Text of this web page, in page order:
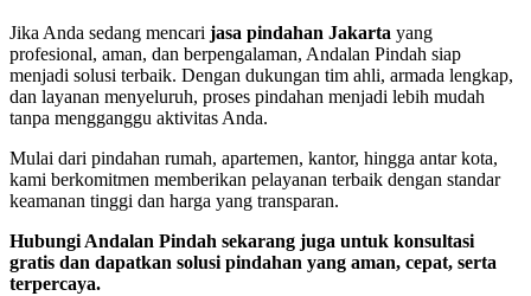
Jika Anda sedang mencari jasa pindahan Jakarta yang
profesional, aman, dan berpengalaman, Andalan Pindah siap
menjadi solusi terbaik. Dengan dukungan tim ahli, armada lengkap,
dan layanan menyeluruh, proses pindahan menjadi lebih mudah
tanpa mengganggu aktivitas Anda.
Mulai dari pindahan rumah, apartemen, kantor, hingga antar kota,
kami berkomitmen memberikan pelayanan terbaik dengan standar
keamanan tinggi dan harga yang transparan.
Hubungi Andalan Pindah sekarang juga untuk konsultasi
gratis dan dapatkan solusi pindahan yang aman, cepat, serta
terpercaya.